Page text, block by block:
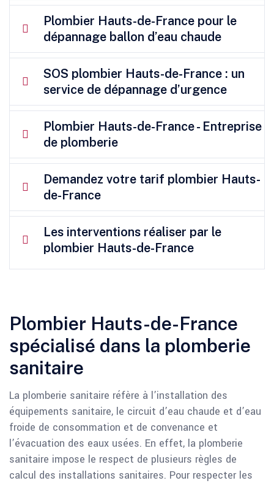
Plombier Hauts-de-France pour le
dépannage ballon d’eau chaude
SOS plombier Hauts-de-France : un
service de dépannage d’urgence
Plombier Hauts-de-France - Entreprise
de plomberie
Demandez votre tarif plombier Hauts-
de-France
Les interventions réaliser par le
plombier Hauts-de-France
Plombier Hauts-de-France
spécialisé dans la plomberie
sanitaire
La plomberie sanitaire réfère à l’installation des
équipements sanitaire, le circuit d’eau chaude et d’eau
froide de consommation et de convenance et
l’évacuation des eaux usées. En effet, la plomberie
sanitaire impose le respect de plusieurs règles de
calcul des installations sanitaires. Pour respecter les